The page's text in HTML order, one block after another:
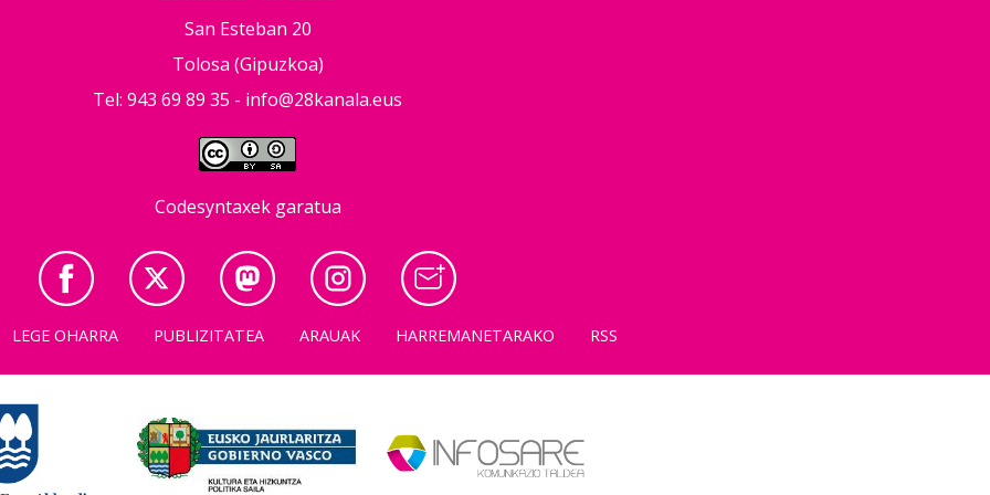
San Esteban 20
Tolosa (Gipuzkoa)
Tel: 943 69 89 35 - info@28kanala.eus
Codesyntaxek garatua
LEGE OHARRA PUBLIZITATEA ARAUAK HARREMANETARAKO RSS